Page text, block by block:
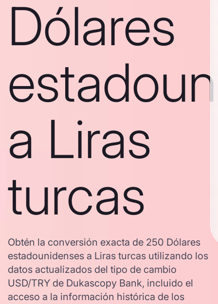
Dólares
a Liras
turcas
Obtén la conversión exacta de 250 Dólares
estadounidenses a Liras turcas utilizando los
datos actualizados del tipo de cambio
USD/TRY de Dukascopy Bank, incluido el
acceso a la información histórica de los